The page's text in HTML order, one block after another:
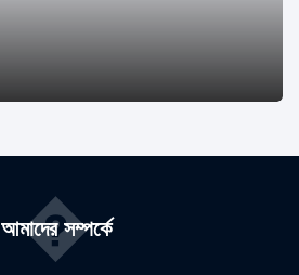
আমাদের সম্পর্কে
�